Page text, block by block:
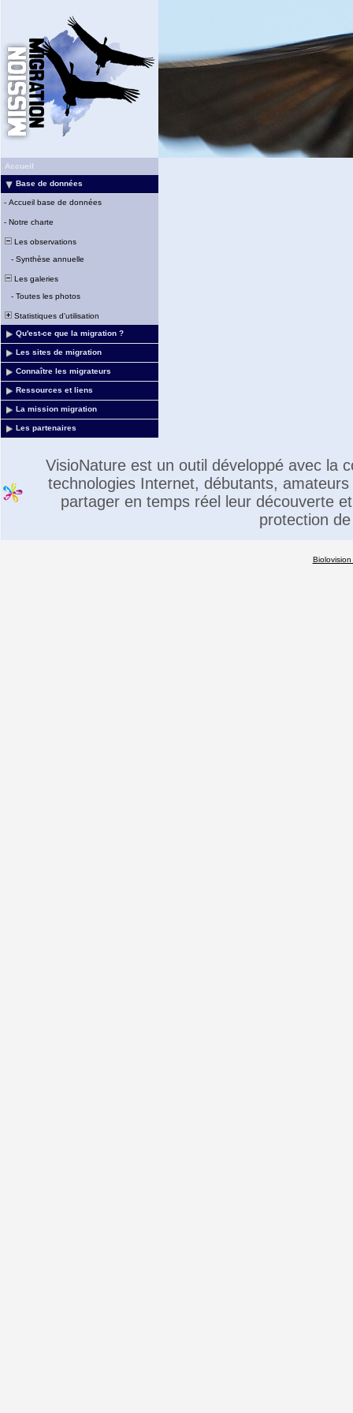
Accueil
Base de données
- Accueil base de données
- Notre charte
Les observations
- Synthèse annuelle
Les galeries
- Toutes les photos
Statistiques d'utilisation
Qu'est-ce que la migration ?
Les sites de migration
Connaître les migrateurs
Ressources et liens
La mission migration
Les partenaires
VisioNature est un outil développé avec la
technologies Internet, débutants,
partager en temps réel leur découverte
protection
Biolovision